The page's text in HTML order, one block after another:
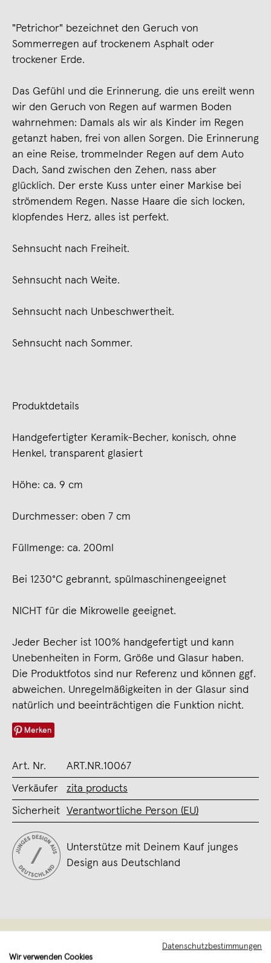
"Petrichor" bezeichnet den Geruch von
Sommerregen auf trockenem Asphalt oder
trockener Erde.
Das Gefühl und die Erinnerung, die uns ereilt wenn
wir den Geruch von Regen auf warmen Boden
wahrnehmen: Damals als wir als Kinder im Regen
getanzt haben, frei von allen Sorgen. Die Erinnerung
an eine Reise, trommelnder Regen auf dem Auto
Dach, Sand zwischen den Zehen, nass aber
glücklich. Der erste Kuss unter einer Markise bei
strömendem Regen. Nasse Haare die sich locken,
klopfendes Herz, alles ist perfekt.
Sehnsucht nach Freiheit.
Sehnsucht nach Weite.
Sehnsucht nach Unbeschwertheit.
Sehnsucht nach Sommer.
Produktdetails
Handgefertigter Keramik-Becher, konisch, ohne
Henkel, transparent glasiert
Höhe: ca. 9 cm
Durchmesser: oben 7 cm
Füllmenge: ca. 200ml
Bei 1230°C gebrannt, spülmaschinengeeignet
NICHT für die Mikrowelle geeignet.
Jeder Becher ist 100% handgefertigt und kann
Unebenheiten in Form, Größe und Glasur haben.
Die Produktfotos sind nur Referenz und können ggf.
abweichen. Unregelmäßigkeiten in der Glasur sind
natürlich und beeinträchtigen die Funktion nicht.
Merken
Art. Nr. ART.NR.10067
Verkäufer zita products
Sicherheit Verantwortliche Person (EU)
Unterstütze mit Deinem Kauf junges
Design aus Deutschland
Datenschutzbestimmungen
Wir verwenden Cookies